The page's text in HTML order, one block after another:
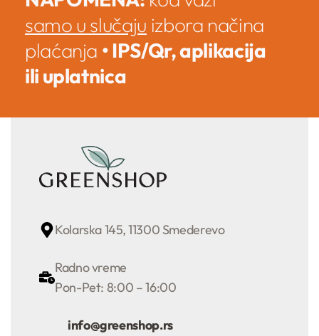
samo u slučaju izbora načina
plaćanja • IPS/Qr, aplikacija
ili uplatnica
Kolarska 145, 11300 Smederevo
Radno vreme
Pon-Pet: 8:00 – 16:00
info@greenshop.rs